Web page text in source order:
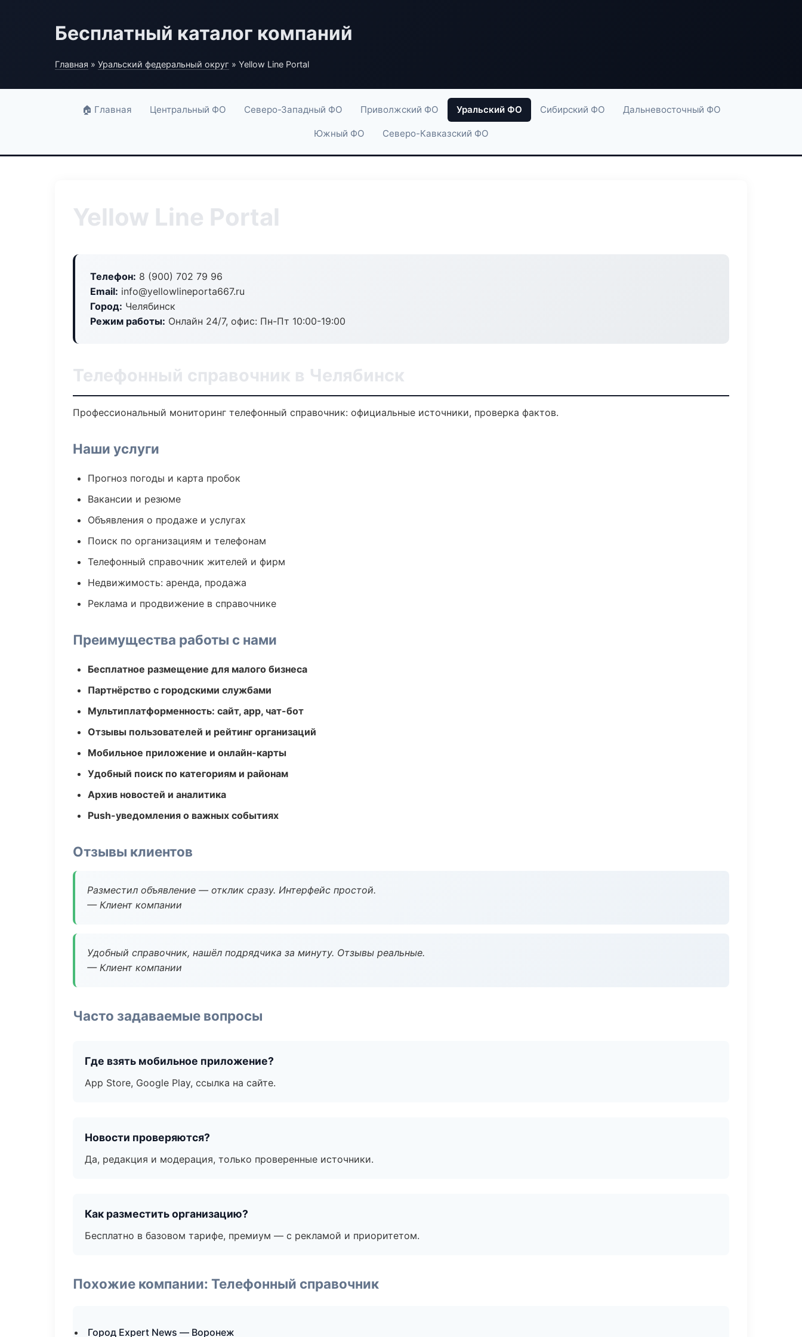
Бесплатный каталог компаний
Главная » Уральский федеральный округ » Yellow Line Portal
🏠 Главная Центральный ФО Северо-Западный ФО Приволжский ФО Уральский ФО Сибирский ФО Дальневосточный ФО
Южный ФО Северо-Кавказский ФО
Yellow Line Portal
Телефон: 8 (900) 702 79 96
Email: info@yellowlineporta667.ru
Город: Челябинск
Режим работы: Онлайн 24/7, офис: Пн-Пт 10:00-19:00
Телефонный справочник в Челябинск
Профессиональный мониторинг телефонный справочник: официальные источники, проверка фактов.
Наши услуги
Прогноз погоды и карта пробок
Вакансии и резюме
Объявления о продаже и услугах
Поиск по организациям и телефонам
Телефонный справочник жителей и фирм
Недвижимость: аренда, продажа
Реклама и продвижение в справочнике
Преимущества работы с нами
Бесплатное размещение для малого бизнеса
Партнёрство с городскими службами
Мультиплатформенность: сайт, app, чат-бот
Отзывы пользователей и рейтинг организаций
Мобильное приложение и онлайн-карты
Удобный поиск по категориям и районам
Архив новостей и аналитика
Push-уведомления о важных событиях
Отзывы клиентов
Разместил объявление — отклик сразу. Интерфейс простой.
— Клиент компании
Удобный справочник, нашёл подрядчика за минуту. Отзывы реальные.
— Клиент компании
Часто задаваемые вопросы
Где взять мобильное приложение?
App Store, Google Play, ссылка на сайте.
Новости проверяются?
Да, редакция и модерация, только проверенные источники.
Как разместить организацию?
Бесплатно в базовом тарифе, премиум — с рекламой и приоритетом.
Похожие компании: Телефонный справочник
Город Expert News — Воронеж